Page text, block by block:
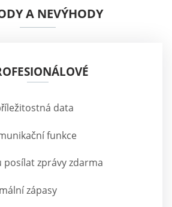
A NEVÝHODY
data
funkce
posílat zprávy zdarma
zápasy